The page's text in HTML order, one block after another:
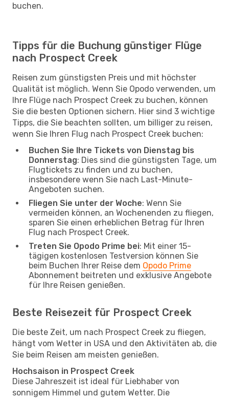
buchen.
Tipps für die Buchung günstiger Flüge
nach Prospect Creek
Reisen zum günstigsten Preis und mit höchster
Qualität ist möglich. Wenn Sie Opodo verwenden, um
Ihre Flüge nach Prospect Creek zu buchen, können
Sie die besten Optionen sichern. Hier sind 3 wichtige
Tipps, die Sie beachten sollten, um billiger zu reisen,
wenn Sie Ihren Flug nach Prospect Creek buchen:
Buchen Sie Ihre Tickets von Dienstag bis
Donnerstag: Dies sind die günstigsten Tage, um
Flugtickets zu finden und zu buchen,
insbesondere wenn Sie nach Last-Minute-
Angeboten suchen.
Fliegen Sie unter der Woche: Wenn Sie
vermeiden können, an Wochenenden zu fliegen,
sparen Sie einen erheblichen Betrag für Ihren
Flug nach Prospect Creek.
Treten Sie Opodo Prime bei: Mit einer 15-
tägigen kostenlosen Testversion können Sie
beim Buchen Ihrer Reise dem Opodo Prime
Abonnement beitreten und exklusive Angebote
für Ihre Reisen genießen.
Beste Reisezeit für Prospect Creek
Die beste Zeit, um nach Prospect Creek zu fliegen,
hängt vom Wetter in USA und den Aktivitäten ab, die
Sie beim Reisen am meisten genießen.
Hochsaison in Prospect Creek
Diese Jahreszeit ist ideal für Liebhaber von
sonnigem Himmel und gutem Wetter. Die